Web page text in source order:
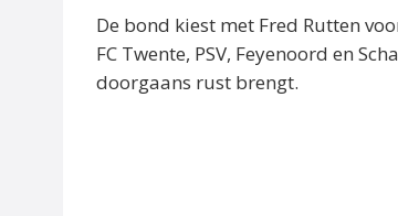
De bond kiest met Fred Rutten
FC Twente, PSV, Feyenoord en
doorgaans rust brengt.